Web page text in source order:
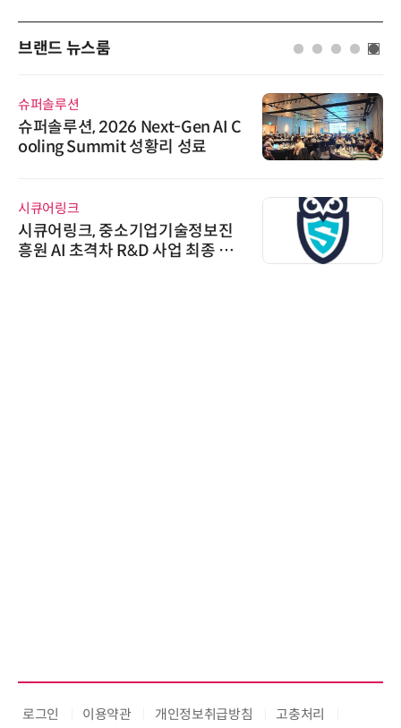
브랜드 뉴스룸
슈퍼솔루션
슈퍼솔루션, 2026 Next-Gen AI C
ooling Summit 성황리 성료
시큐어링크
시큐어링크, 중소기업기술정보진
흥원 AI 초격차 R&D 사업 최종 선
로그인 이용약관 개인정보취급방침 고충처리